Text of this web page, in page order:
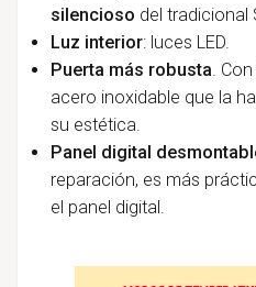
silencioso del tradicional
Luz interior: luces LED.
Puerta más robusta.
acero inoxidable que la
su estética.
Panel digital
reparación, es más
el panel digital.